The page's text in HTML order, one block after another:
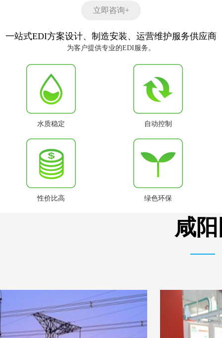
立即咨询+
一站式EDI方案设计、制造安装、运营维护服务供应商
为客户提供专业的EDI服务。
水质稳定 自动控制
性价比高 绿色环保
咸